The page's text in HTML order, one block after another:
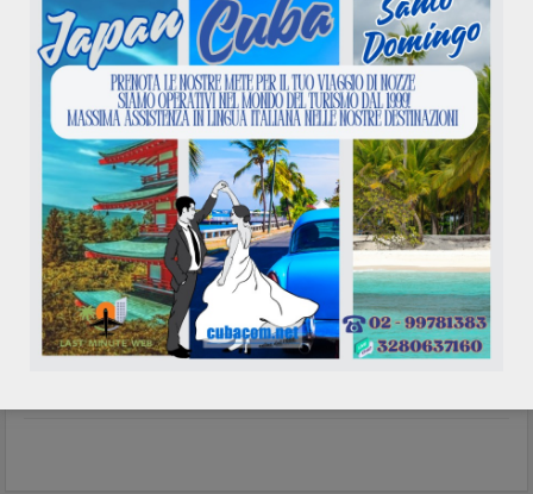
Havana
Ottobre 01, 2025
visto di ingresso Cuba
(eVISA)
Ottobre 30, 2024
Hotel Cayo Coco – Hotel
Cayo Santa Maria – Hotel
Cayo Guillermo